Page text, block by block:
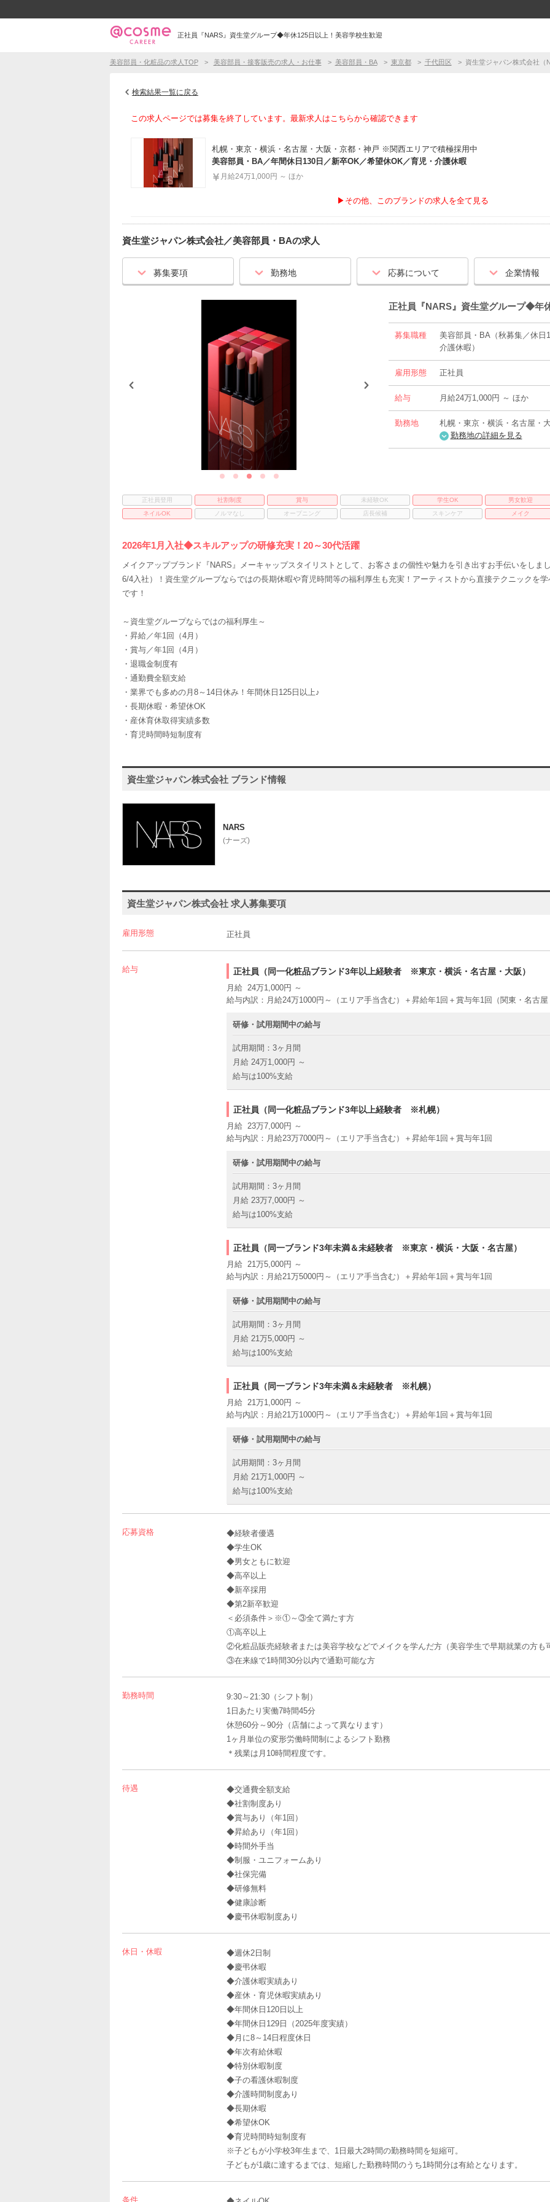
正社員『NARS』資生堂グループ◆年休125日以上！美容学校生歓迎
美容部員・化粧品の求人TOP 美容部員・接客販売の求人・お仕事 美容部員・BA 東京都 千代田区 資生堂ジャパン株式会社（
検索結果一覧に戻る
この求人ページでは募集を終了しています。最新求人はこちらから確認できます
札幌・東京・横浜・名古屋・大阪・京都・神戸 ※関西エリアで積極採用中
美容部員・BA／年間休日130日／新卒OK／希望休OK／育児・介護休暇
月給24万1,000円 ～ ほか
▶その他、このブランドの求人を全て見る
資生堂ジャパン株式会社／美容部員・BAの求人
募集要項 勤務地 応募について 企業情報
正社員『NARS』資生堂グループ◆年
募集職種
美容部員・BA（秋募集／休
介護休暇）
雇用形態 正社員
給与 月給24万1,000円 ～ ほか
勤務地
札幌・東京・横浜・名古屋・
勤務地の詳細を見る
正社員登用 社割制度 賞与 未経験OK 学生OK
男女歓迎
ネイルOK
ノルマなし オープニング 店長候補 スキンケア メイク
2026年1月入社◆スキルアップの研修充実！20～30代活躍
メイクアップブランド『NARS』メーキャップスタイリストとして、お客さまの個性や魅力を引き出すお手伝いをしま
6/4入社）！資生堂グループならではの長期休暇や育児時間等の福利厚生も充実！アーティストから直接テクニックを
です！
～資生堂グループならではの福利厚生～
・昇給／年1回（4月）
・賞与／年1回（4月）
・退職金制度有
・通勤費全額支給
・業界でも多めの月8～14日休み！年間休日125日以上♪
・長期休暇・希望休OK
・産休育休取得実績多数
・育児時間時短制度有
資生堂ジャパン株式会社 ブランド情報
NARS
(ナーズ)
資生堂ジャパン株式会社 求人募集要項
雇用形態 正社員
給与 正社員（同一化粧品ブランド3年以上経験者 ※東京・横浜・名古屋・大阪）
月給 24万1,000円 ～
給与内訳：月給24万1000円～（エリア手当含む）＋昇給年1回＋賞与年1回（関東・名古
研修・試用期間中の給与
試用期間：3ヶ月間
月給 24万1,000円 ～
給与は100%支給
正社員（同一化粧品ブランド3年以上経験者 ※札幌）
月給 23万7,000円 ～
給与内訳：月給23万7000円～（エリア手当含む）＋昇給年1回＋賞与年1回
研修・試用期間中の給与
試用期間：3ヶ月間
月給 23万7,000円 ～
給与は100%支給
正社員（同一ブランド3年未満＆未経験者 ※東京・横浜・大阪・名古屋）
月給 21万5,000円 ～
給与内訳：月給21万5000円～（エリア手当含む）＋昇給年1回＋賞与年1回
研修・試用期間中の給与
試用期間：3ヶ月間
月給 21万5,000円 ～
給与は100%支給
正社員（同一ブランド3年未満＆未経験者 ※札幌）
月給 21万1,000円 ～
給与内訳：月給21万1000円～（エリア手当含む）＋昇給年1回＋賞与年1回
研修・試用期間中の給与
試用期間：3ヶ月間
月給 21万1,000円 ～
給与は100%支給
応募資格
◆経験者優遇
◆学生OK
◆男女ともに歓迎
◆高卒以上
◆新卒採用
◆第2新卒歓迎
＜必須条件＞※①～③全て満たす方
①高卒以上
②化粧品販売経験者または美容学校などでメイクを学んだ方（美容学生で早期就業の方も
③在来線で1時間30分以内で通勤可能な方
勤務時間
9:30～21:30（シフト制）
1日あたり実働7時間45分
休憩60分～90分（店舗によって異なります）
1ヶ月単位の変形労働時間制によるシフト勤務
＊残業は月10時間程度です。
待遇
◆交通費全額支給
◆社割制度あり
◆賞与あり（年1回）
◆昇給あり（年1回）
◆時間外手当
◆制服・ユニフォームあり
◆社保完備
◆研修無料
◆健康診断
◆慶弔休暇制度あり
休日・休暇
◆週休2日制
◆慶弔休暇
◆介護休暇実績あり
◆産休・育児休暇実績あり
◆年間休日120日以上
◆年間休日129日（2025年度実績）
◆月に8～14日程度休日
◆年次有給休暇
◆特別休暇制度
◆子の看護休暇制度
◆介護時間制度あり
◆長期休暇
◆希望休OK
◆育児時間時短制度有
※子どもが小学校3年生まで、1日最大2時間の勤務時間を短縮可。
子どもが1歳に達するまでは、短縮した勤務時間のうち1時間分は有給となります。
条件